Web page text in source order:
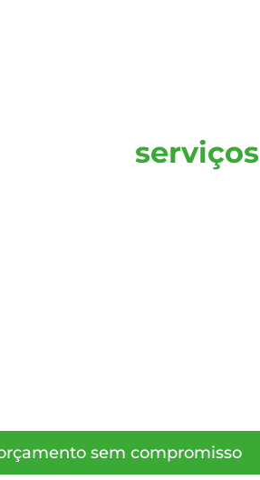
serviços
de 18 anos de experiência!
sem compromisso